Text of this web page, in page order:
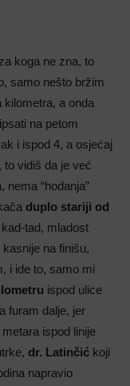
koga ne zna, to
samo nešto bržim
kilometra, a onda
na petom
i ispod 4, a osjećaj
to vidiš da je već
“hodanja”
duplo stariji od
tad, mladost
na finišu,
i ide to, samo mi
ispod ulice
furam dalje, jer
metara ispod linije
dr. Latinčić koji
napravio